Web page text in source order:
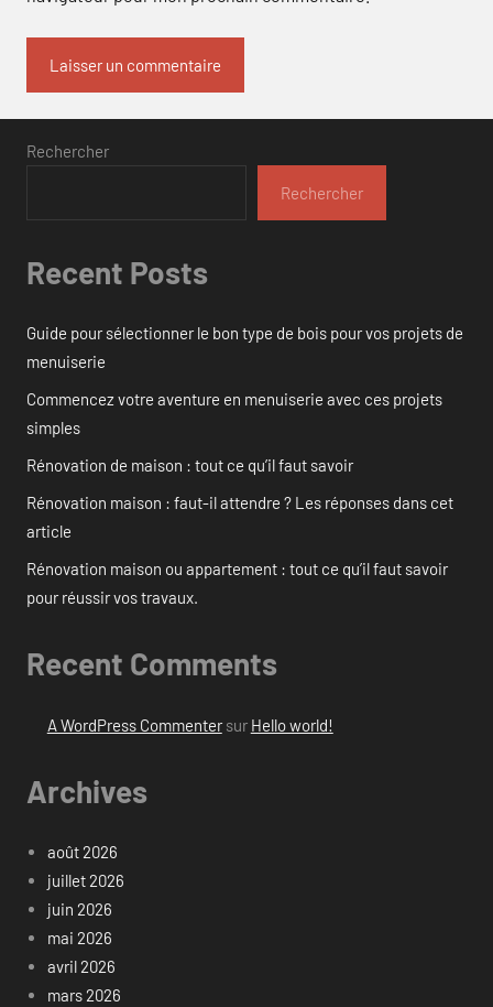
Rechercher
Rechercher
Recent Posts
Guide pour sélectionner le bon type de bois pour vos projets de
menuiserie
Commencez votre aventure en menuiserie avec ces projets
simples
Rénovation de maison : tout ce qu’il faut savoir
Rénovation maison : faut-il attendre ? Les réponses dans cet
article
Rénovation maison ou appartement : tout ce qu’il faut savoir
pour réussir vos travaux.
Recent Comments
A WordPress Commentersur Hello world!
Archives
août 2026
juillet 2026
juin 2026
mai 2026
avril 2026
mars 2026